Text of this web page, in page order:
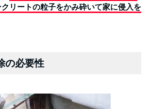
リートの粒子をかみ砕いて家に侵入を
の必要性